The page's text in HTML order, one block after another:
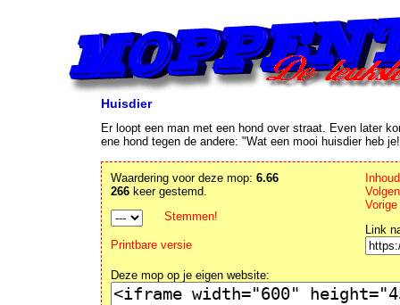
Huisdier
Er loopt een man met een hond over straat. Even later
ene hond tegen de andere: "Wat een mooi huisdier heb
Waardering voor deze mop: 6.66
266 keer gestemd.
Stemmen!
Printbare versie
Link
Deze mop op je eigen website: